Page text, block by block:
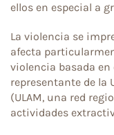
ellos en especial a
La violencia se
afecta
violencia basada en
representante de la
(ULAM, una red
actividades